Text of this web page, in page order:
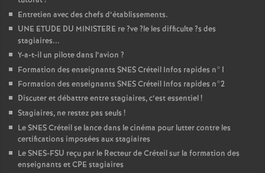
Entretien avec des chefs d’établissements.
UNE ETUDE DU MINISTERE re?ve?le les difficulte?s des
stagiaires...
Y-a-t-il un pilote dans l’avion ?
Formation des enseignants SNESCréteil Infos rapides n°1
Formation des enseignants SNESCréteil Infos rapides n°2
Discuter et débattre entre stagiaires, c’est essentiel!
Stagiaires, ne restez pas seuls !
LeSNESCréteil se lance dans le cinéma pour lutter contre les
certifications imposées aux stagiaires
LeSNES-FSU reçu par le Recteur de Créteil sur la formation des
enseignants etCPE stagiaires